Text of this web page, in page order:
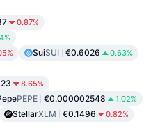
0.87%
SuiSUI €0.6026 0.63%
8.65%
PEPE €0.000002548 1.02%
StellarXLM €0.1496 0.82%